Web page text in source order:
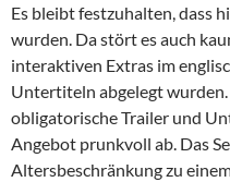
Es bleibt festzuhalten, dass
wurden. Da stört es auch
interaktiven Extras im
Untertiteln abgelegt wurden.
obligatorische Trailer und
Angebot prunkvoll ab. Das
Altersbeschränkung zu